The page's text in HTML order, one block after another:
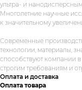
ультра- и
Многолетние научные
к значительному
Современные
технологии, материалы,
способствуют компании
строгим требованиям и
Оплата и доставка
Оплата товара